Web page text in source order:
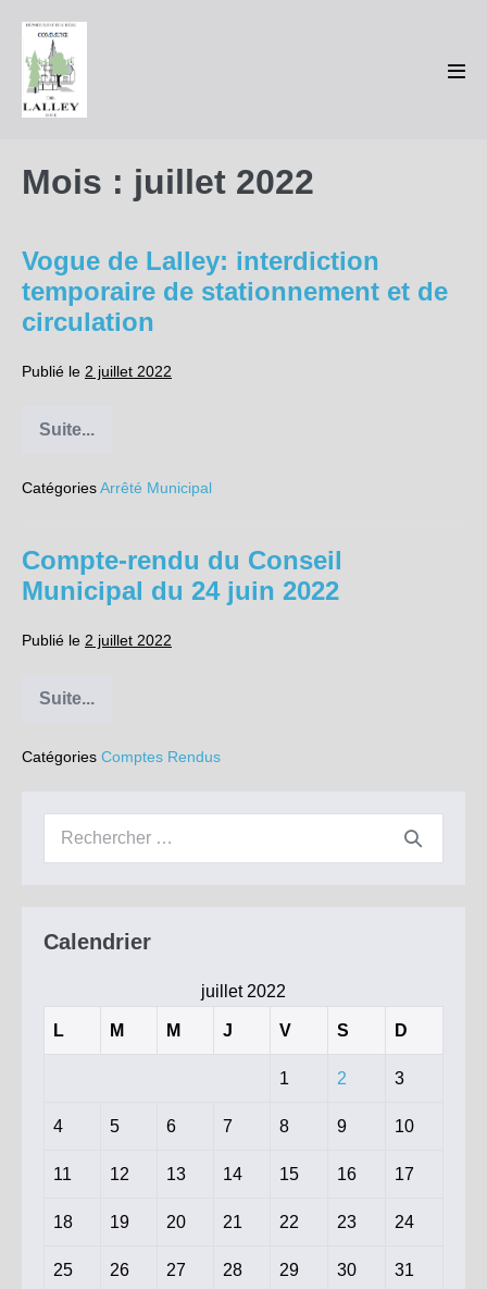
contenu
Mois : juillet 2022
Vogue de Lalley: interdiction
temporaire de stationnement et de
circulation
Publié le 2 juillet 2022
Suite...
Vogue
interdiction
et
de
circulation
CatégoriesArrêté Municipal
Compte-rendu du Conseil
Municipal du 24 juin 2022
Publié le 2 juillet 2022
Suite...Compte-
Conseil
24
juin
2022
Catégories Comptes Rendus
Recherche
Calendrier
juillet 2022
L M M J V S D
1 2 3
4 5 6 7 8 9 10
11 12 13 14 15 16 17
18 19 20 21 22 23 24
25 26 27 28 29 30 31